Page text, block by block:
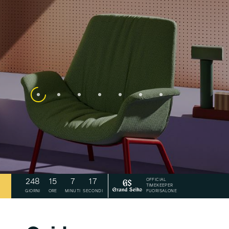
248 15 7 14
GIORNI ORE MINUTI SECONDI
OFFICIAL
TIMEKEEPER
FUORISALONE